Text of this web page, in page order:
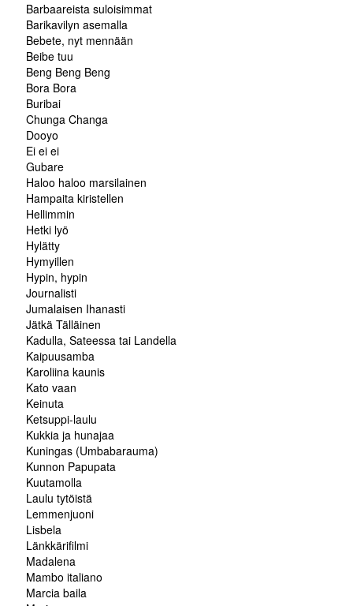
Barbaareista suloisimmat
Barikavilyn asemalla
Bebete, nyt mennään
Beibe tuu
Beng Beng Beng
Bora Bora
Buribai
Chunga Changa
Dooyo
Ei ei ei
Gubare
Haloo haloo marsilainen
Hampaita kiristellen
Hellimmin
Hetki lyö
Hylätty
Hymyillen
Hypin, hypin
Journalisti
Jumalaisen Ihanasti
Jätkä Tälläinen
Kadulla, Sateessa tai Landella
Kaipuusamba
Karoliina kaunis
Kato vaan
Keinuta
Ketsuppi-laulu
Kukkia ja hunajaa
Kuningas (Umbabarauma)
Kunnon Papupata
Kuutamolla
Laulu tytöistä
Lemmenjuoni
Lisbela
Länkkärifilmi
Madalena
Mambo italiano
Marcia baila